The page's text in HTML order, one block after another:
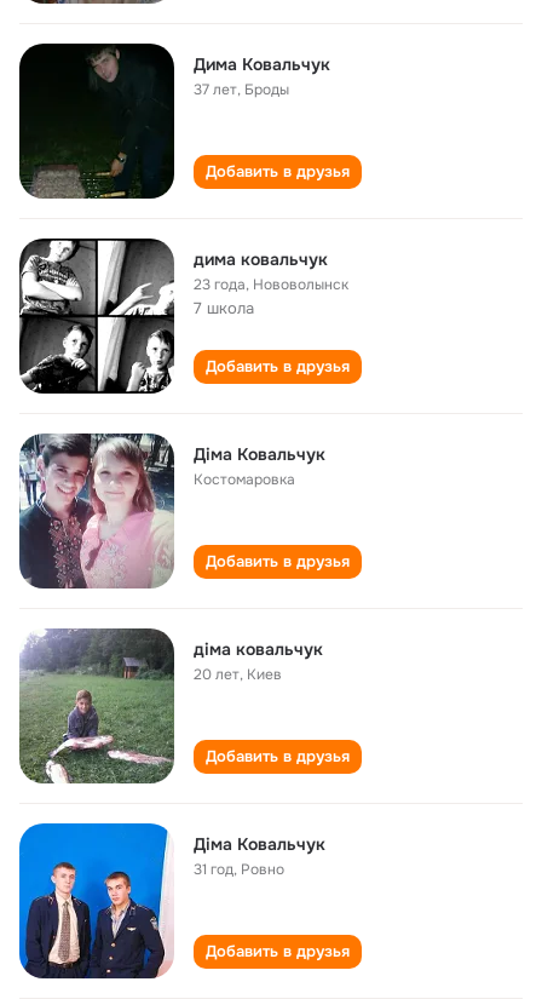
Дима Ковальчук
37 лет, Броды
Добавить в друзья
дима ковальчук
23 года, Нововолынск
7 школа
Добавить в друзья
Діма Ковальчук
Костомаровка
Добавить в друзья
діма ковальчук
20 лет, Киев
Добавить в друзья
Діма Ковальчук
31 год, Ровно
Добавить в друзья